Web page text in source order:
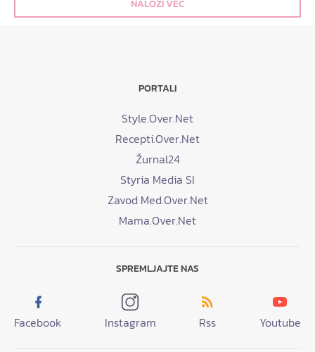
NALOŽI VEČ
PORTALI
Style.Over.Net
Recepti.Over.Net
Žurnal24
Styria Media SI
Zavod Med.Over.Net
Mama.Over.Net
SPREMLJAJTE NAS
Facebook Instagram Rss Youtube